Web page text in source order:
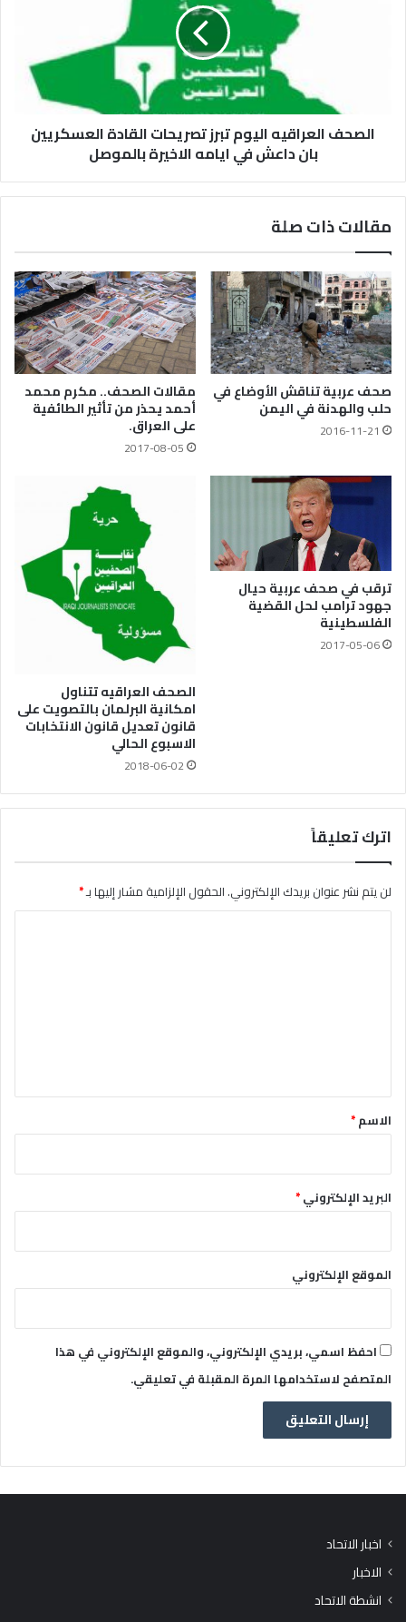
الصحف العراقيه اليوم تبرز تصريحات القادة العسكريين
بان داعش في ايامه الاخيرة بالموصل
مقالات ذات صلة
صحف عربية تناقش الأوضاع في
حلب والهدنة في اليمن
2016-11-21
مقالات الصحف.. مكرم محمد
أحمد يحذر من تأثير الطائفية
على العراق.
2017-08-05
ترقب في صحف عربية حيال
جهود ترامب لحل القضية
الفلسطينية
2017-05-06
الصحف العراقيه تتناول
امكانية البرلمان بالتصويت على
قانون تعديل قانون الانتخابات
الاسبوع الحالي
2018-06-02
اترك تعليقاً
لن يتم نشر عنوان بريدك الإلكتروني.الحقول الإلزامية مشار إليها بـ*
*الاسم*
البريد الإلكتروني*
الموقع الإلكتروني
احفظ اسمي، بريدي الإلكتروني، والموقع الإلكتروني في هذا
المتصفح لاستخدامها المرة المقبلة في تعليقي.
اخبار الاتحاد
الاخبار
انشطة الاتحاد